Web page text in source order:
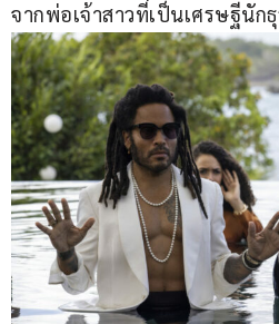
จากพ่อเจ้าสาวที่เป็นเศรษฐีนัก